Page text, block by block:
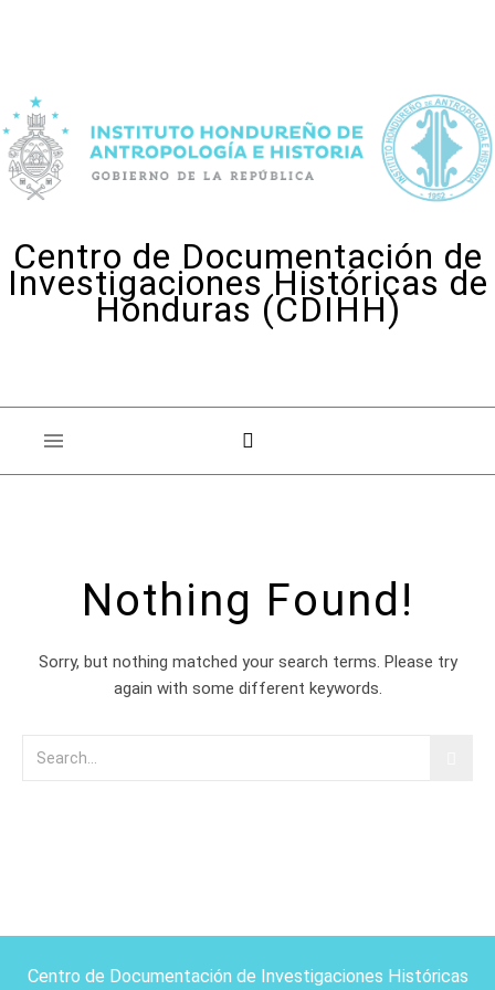
Centro de Documentación de
Investigaciones Históricas de
Honduras (CDIHH)
Nothing Found!
Sorry, but nothing matched your search terms. Please try
again with some different keywords.
Centro de Documentación de Investigaciones Históricas